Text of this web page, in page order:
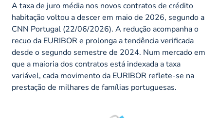
A taxa de juro média nos novos contratos de crédito
habitação voltou a descer em maio de 2026, segundo a
CNN Portugal (22/06/2026). A redução acompanha o
recuo da EURIBOR e prolonga a tendência verificada
desde o segundo semestre de 2024. Num mercado em
que a maioria dos contratos está indexada a taxa
variável, cada movimento da EURIBOR reflete-se na
prestação de milhares de famílias portuguesas.